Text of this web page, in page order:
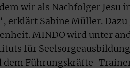
wir als Nachfolger Jesu
erklärt Sabine Müller.
MINDO wird unter
für
dem Führungskräfte-